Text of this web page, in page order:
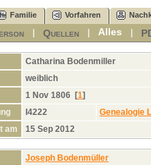
Familie Vorfahren
|Quellen |Alles
Catharina Bodenmiller
weiblich
1 Nov 1806 [1]
I4222
Genealogie
am
15 Sep 2012
Joseph Bodenmüller